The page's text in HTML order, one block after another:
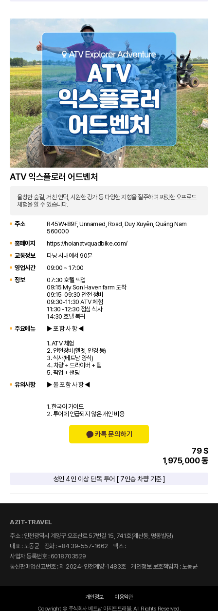
ATV 익스플로러 어드벤처
울창한 숲길, 거친 언덕, 시원한 강가 등 다양한 지형을 질주하며 짜릿한 오프로드
체험을 할 수 있습니다.
주소
R45W+89F, Unnamed, Road, Duy Xuyên, Quảng Nam
560000
홈페이지
https://hoianatvquadbike.com/
교통정보
다낭 시내에서 90분
영업시간
09:00 ~ 17:00
정보
07:30 호텔 픽업
09:15 My Son Haven farm 도착
09:15-09:30 안전 정비
09:30-11:30 ATV 체험
11:30 -12:30 점심 식사
14:30 호텔 복귀
주요메뉴
▶ 포 함 사 항 ◀
1. ATV 체험
2. 안전장비(헬멧, 안경 등)
3. 식사(베트남 양식)
4. 차량 + 드라이버 + 팁
5. 픽업 + 샌딩
유의사항
▶ 불 포 함 사 항 ◀
1. 한국어 가이드
2. 투어에 언급되지 않은 개인 비용
카톡 문의하기
79 $
1,975,000 동
성인 4인 이상 단독 투어 [ 7인승 차량 기준 ]
AZIT-TRAVEL
주소 : 인천광역시 계양구 오조산로 57번길 15, 741호(계산동, 명동빌딩)
대표 : 노동균
전화 : +84 39-557-1662
팩스 :
사업자 등록번호 : 6018703529
통신판매업신고번호 : 제 2024-인천계양-1483호
개인정보 보호책임자 : 노동균
개인정보
이용약관
Copyright © 주식회사 베트남 아지트트래블. All Rights Reserved.